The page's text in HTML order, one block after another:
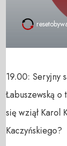
19.00: Seryjny
Łabuszewską
się wziął Karol
Kaczyńskiego?